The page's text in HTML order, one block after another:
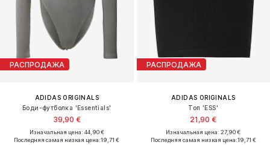
РАСПРОДАЖА
ADIDAS ORIGINALS
Боди-футболка 'Essentials'
39,90 €
Изначальная цена: 44,90 €
Последняя самая низкая цена:19,71 €
РАСПРОДАЖА
ADIDAS ORIGINALS
Топ 'ESS'
21,90 €
Изначальная цена: 27,90 €
Последняя самая низкая цена:19,71 €